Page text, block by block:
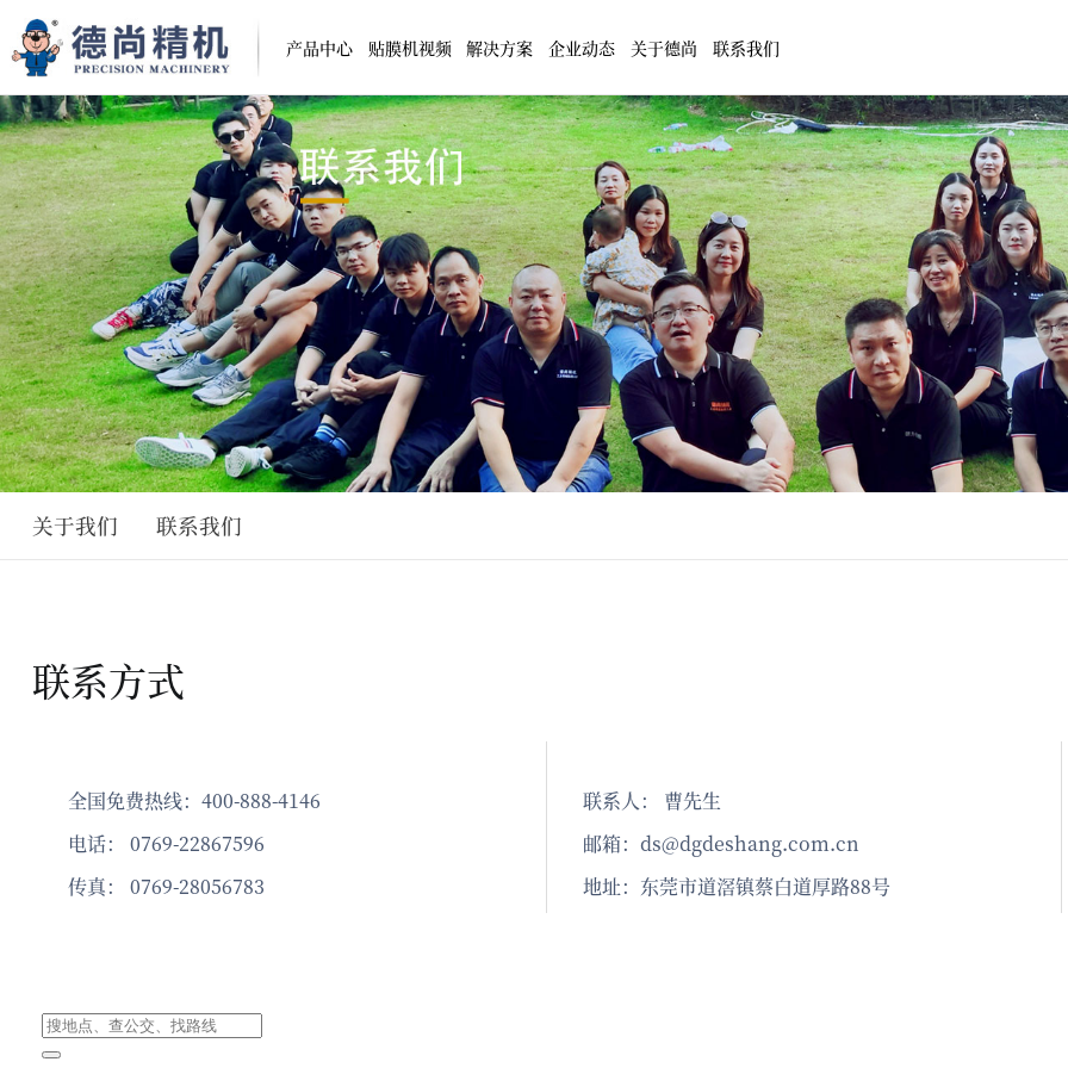
产品中心
自动贴膜机
高精度视觉贴膜机
全自动充电器贴膜机
直线式双面贴膜机
全自动视觉贴膜机
全自动视觉贴附机
CCD视觉贴膜机
半自动贴膜机
桌面式BC柱贴膜机
充电器多面贴膜机
桌面型转盘式自动贴膜机
多工位转盘式贴膜机
半自动贴膜机
DS-323C半自动贴膜机
手机贴膜机
笔记本电脑外壳半自动贴膜机
DS-351手机壳贴膜机
DS-351G手机触摸屏贴膜机
五面自动贴膜机
DS-380充电器头多面贴膜机
高精度贴膜机
高精度双通道贴膜机
自动覆膜机
覆膜机DS-FMJ-010双面
贴膜机视频
手机行业
电子行业
玩具行业
汽车行业
五金塑胶
印刷行业
食品日化
玻璃制品
其他行业
解决方案
手机行业
电子行业
汽车行业
五金塑胶行业
灯具照明行业
食品日化行业
玻璃行业
企业动态
行业新闻
公司动态
客户好评
关于德尚 联系我们
关于我们 联系我们
联系方式
全国免费热线：400-888-4146
电话： 0769-22867596
传真： 0769-28056783
联系人： 曹先生
邮箱：ds@dgdeshang.com.cn
地址：东莞市道滘镇蔡白道厚路88号